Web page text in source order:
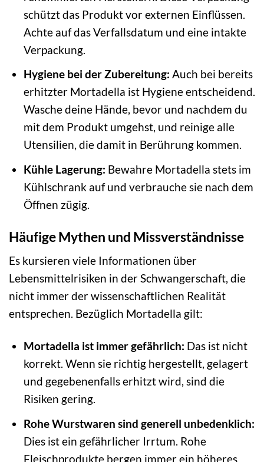
schützt das Produkt vor externen Einflüssen.
Achte auf das Verfallsdatum und eine intakte
Verpackung.
Hygiene bei der Zubereitung: Auch bei bereits
erhitzter Mortadella ist Hygiene entscheidend.
Wasche deine Hände, bevor und nachdem du
mit dem Produkt umgehst, und reinige alle
Utensilien, die damit in Berührung kommen.
Kühle Lagerung: Bewahre Mortadella stets im
Kühlschrank auf und verbrauche sie nach dem
Öffnen zügig.
Häufige Mythen und Missverständnisse
Es kursieren viele Informationen über
Lebensmittelrisiken in der Schwangerschaft, die
nicht immer der wissenschaftlichen Realität
entsprechen. Bezüglich Mortadella gilt:
Mortadella ist immer gefährlich: Das ist nicht
korrekt. Wenn sie richtig hergestellt, gelagert
und gegebenenfalls erhitzt wird, sind die
Risiken gering.
Rohe Wurstwaren sind generell unbedenklich:
Dies ist ein gefährlicher Irrtum. Rohe
Fleischprodukte bergen immer ein höheres